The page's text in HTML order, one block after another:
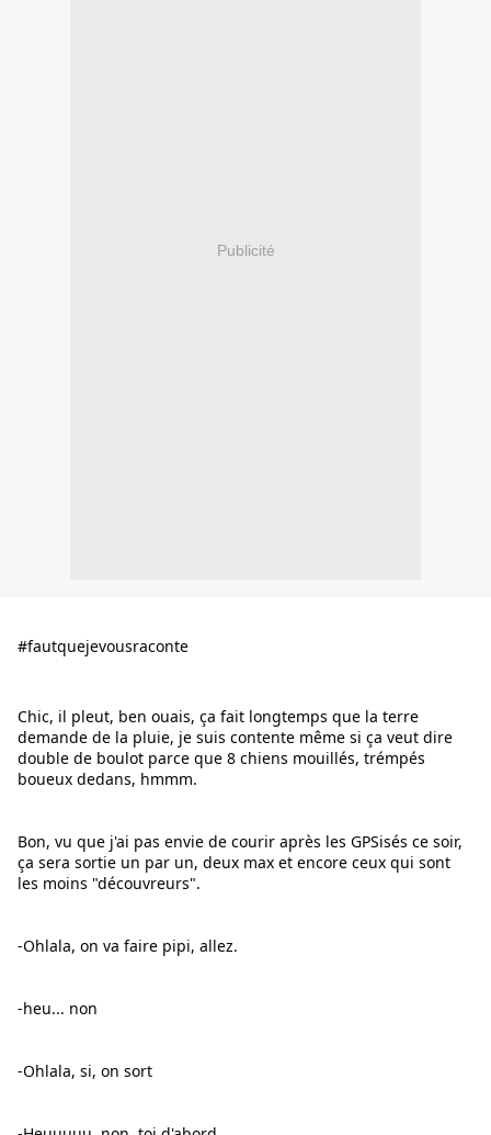
Publicité
#fautquejevousraconte
Chic, il pleut, ben ouais, ça fait longtemps que la terre
demande de la pluie, je suis contente même si ça veut dire
double de boulot parce que 8 chiens mouillés, trémpés
boueux dedans, hmmm.
Bon, vu que j'ai pas envie de courir après les GPSisés ce soir,
ça sera sortie un par un, deux max et encore ceux qui sont
les moins "découvreurs".
-Ohlala, on va faire pipi, allez.
-heu... non
-Ohlala, si, on sort